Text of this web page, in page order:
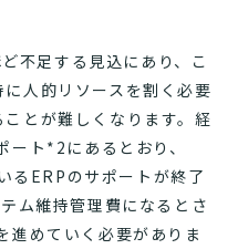
不足する見込にあり、こ
人的リソースを割く必要
とが難しくなります。経
ト*2にあるとおり、
るERPのサポートが終了
ム維持管理費になるとさ
進めていく必要がありま